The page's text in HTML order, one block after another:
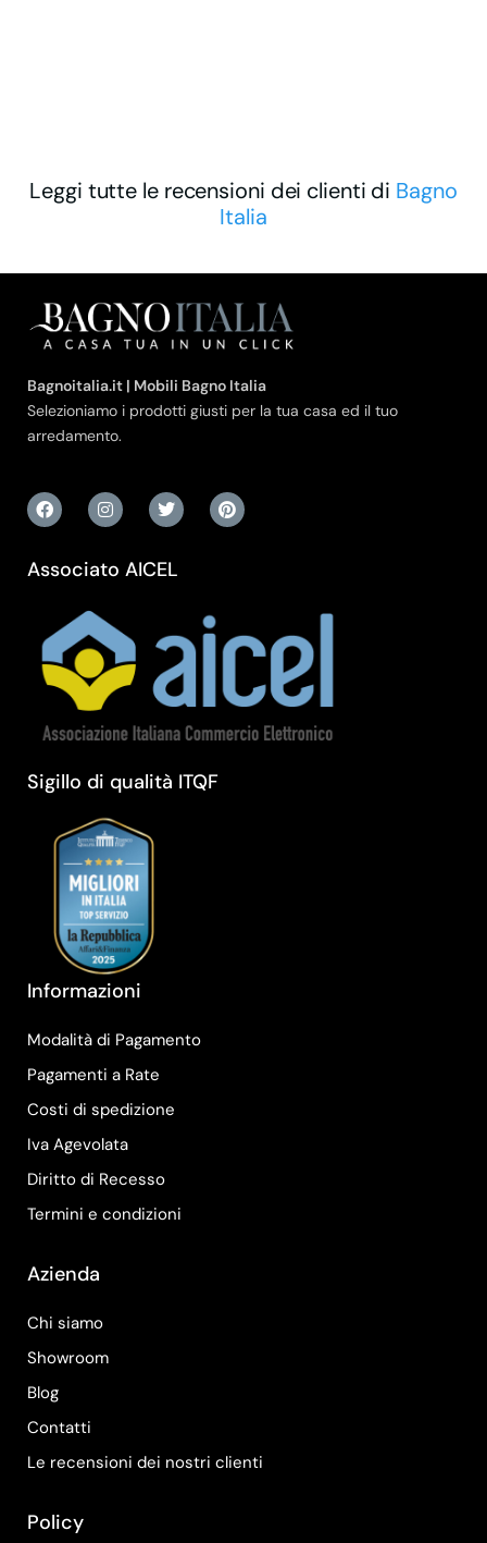
Leggi tutte le recensioni dei clienti di Bagno
Italia
Bagnoitalia.it | Mobili Bagno Italia
Selezioniamo i prodotti giusti per la tua casa ed il tuo
arredamento.
Associato AICEL
Sigillo di qualità ITQF
Informazioni
Modalità di Pagamento
Pagamenti a Rate
Costi di spedizione
Iva Agevolata
Diritto di Recesso
Termini e condizioni
Azienda
Chi siamo
Showroom
Blog
Contatti
Le recensioni dei nostri clienti
Policy